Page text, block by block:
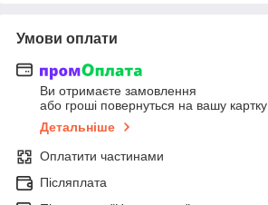
Умови оплати
Ви отримаєте замовлення
або гроші повернуться на вашу картку
Детальніше
Оплатити частинами
Післяплата